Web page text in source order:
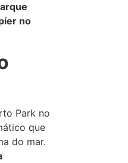
no
Park no
que
do mar.